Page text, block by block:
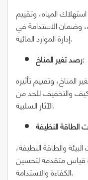
المياه، وتقييم
وضمان الاستدامة في
إدارة الموارد المائية.
رصد تغير المناخ:
المناخ، وتقييم تأثيره
والتخفيف للحد من
الآثار السلبية.
الطاقة النظيفة
والطاقة النظيفة،
قياس متقدمة لتحسين
الكفاءة والاستدامة.